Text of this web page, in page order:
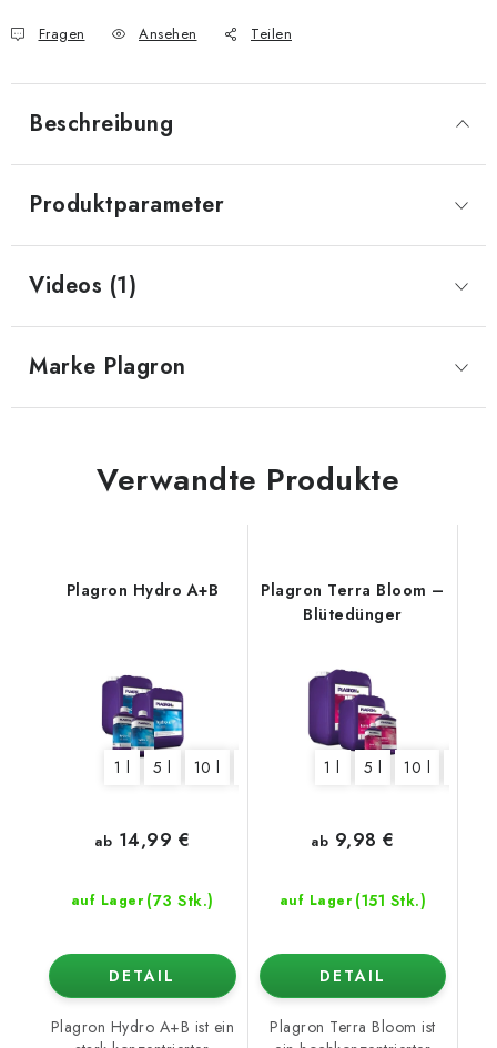
Fragen Ansehen Teilen
Beschreibung
Produktparameter
Videos (1)
Marke Plagron
Verwandte Produkte
Plagron Hydro A+B
1 l 5 l 10 l
auf Lager (73 Stk.)
ab 14,99 €
DETAIL
Plagron Hydro A+B ist ein
Plagron Terra Bloom –
Blütedünger
1 l 5 l 10 l
auf Lager (151 Stk.)
ab 9,98 €
DETAIL
Plagron Terra Bloom ist